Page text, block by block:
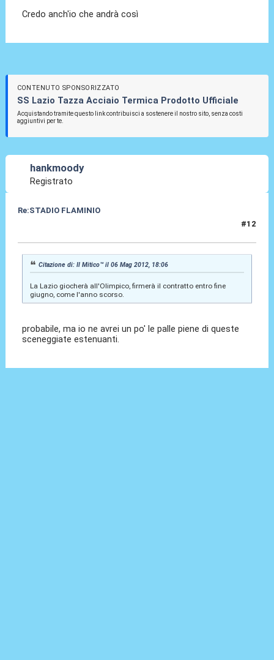
Credo anch'io che andrà così
CONTENUTO SPONSORIZZATO
SS Lazio Tazza Acciaio Termica Prodotto Ufficiale
Acquistando tramite questo link contribuisci a sostenere il nostro sito, senza costi
aggiuntivi per te.
hankmoody
Registrato
Re:STADIO FLAMINIO
#12
Citazione di: Il Mitico™ il 06 Mag 2012, 18:06
La Lazio giocherà all'Olimpico, firmerà il contratto entro fine
giugno, come l'anno scorso.
probabile, ma io ne avrei un po' le palle piene di queste
sceneggiate estenuanti.